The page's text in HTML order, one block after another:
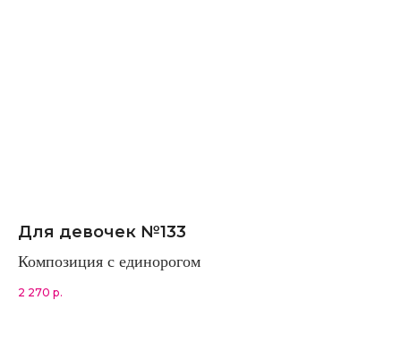
Для девочек №133
Композиция с единорогом
2 270 р.